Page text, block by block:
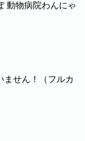
動物病院わんにゃ
ません！（フルカ